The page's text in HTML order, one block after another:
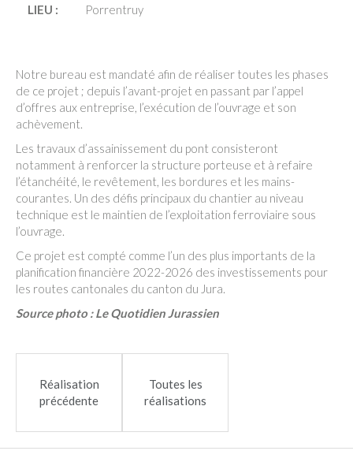
LIEU : Porrentruy
Notre bureau est mandaté afin de réaliser toutes les phases
de ce projet ; depuis l’avant-projet en passant par l’appel
d’offres aux entreprise, l’exécution de l’ouvrage et son
achèvement.
Les travaux d’assainissement du pont consisteront
notamment à renforcer la structure porteuse et à refaire
l’étanchéité, le revêtement, les bordures et les mains-
courantes. Un des défis principaux du chantier au niveau
technique est le maintien de l’exploitation ferroviaire sous
l’ouvrage.
Ce projet est compté comme l’un des plus importants de la
planification financière 2022-2026 des investissements pour
les routes cantonales du canton du Jura.
Source photo : Le Quotidien Jurassien
Réalisation
précédente
Toutes les
réalisations